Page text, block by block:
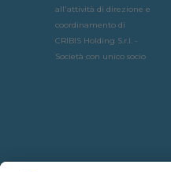
all'attività di direzione e
coordinamento di
CRIBIS Holding S.r.l. -
Società con unico socio